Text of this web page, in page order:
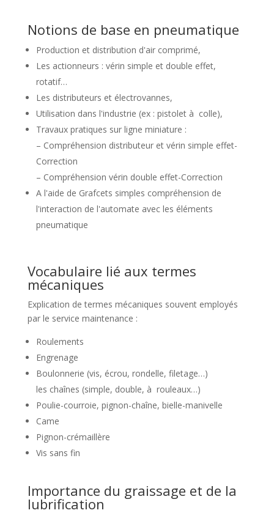
Notions de base en pneumatique
Production et distribution d'air comprimé,
Les actionneurs : vérin simple et double effet,
rotatif…
Les distributeurs et électrovannes,
Utilisation dans l'industrie (ex : pistolet à colle),
Travaux pratiques sur ligne miniature :
– Compréhension distributeur et vérin simple effet-
Correction
– Compréhension vérin double effet-Correction
A l'aide de Grafcets simples compréhension de
l'interaction de l'automate avec les éléments
pneumatique
Vocabulaire lié aux termes
mécaniques
Explication de termes mécaniques souvent employés
par le service maintenance :
Roulements
Engrenage
Boulonnerie (vis, écrou, rondelle, filetage…)
les chaînes (simple, double, à rouleaux…)
Poulie-courroie, pignon-chaîne, bielle-manivelle
Came
Pignon-crémaillère
Vis sans fin
Importance du graissage et de la
lubrification